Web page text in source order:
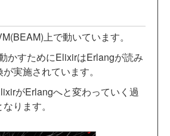
上で動いています。
かすためにElixirはErlangが読み
実施されています。
がErlangへと変わっていく過
ります。